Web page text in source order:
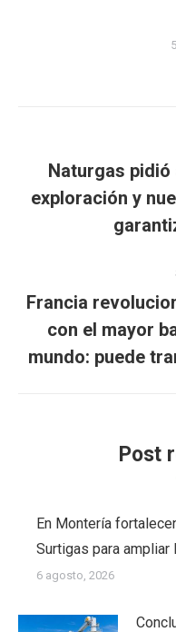
entre
publicaciones
Naturgas
exploración y
Francia
con el mayor
mundo: puede
Post
En Montería
Surtigas para ampliar
6 agosto, 2026